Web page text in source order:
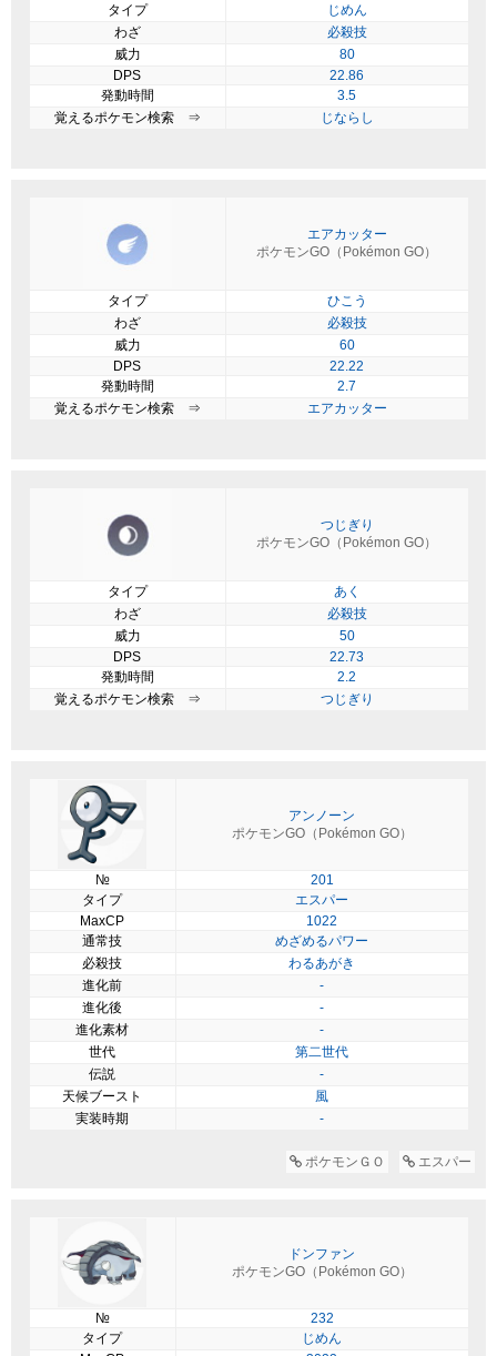
タイプ
じめん
わざ
必殺技
威力
80
DPS
22.86
発動時間
3.5
覚えるポケモン検索 ⇒
じならし
エアカッター
ポケモンGO（Pokémon GO）
タイプ
ひこう
わざ
必殺技
威力
60
DPS
22.22
発動時間
2.7
覚えるポケモン検索 ⇒
エアカッター
つじぎり
ポケモンGO（Pokémon GO）
タイプ
あく
わざ
必殺技
威力
50
DPS
22.73
発動時間
2.2
覚えるポケモン検索 ⇒
つじぎり
アンノーン
ポケモンGO（Pokémon GO）
№
201
タイプ
エスパー
MaxCP
1022
通常技
めざめるパワー
必殺技
わるあがき
進化前
-
進化後
-
進化素材
-
世代
第二世代
伝説
-
天候ブースト
風
実装時期
-
ポケモンＧＯ エスパー
ドンファン
ポケモンGO（Pokémon GO）
№
232
タイプ
じめん